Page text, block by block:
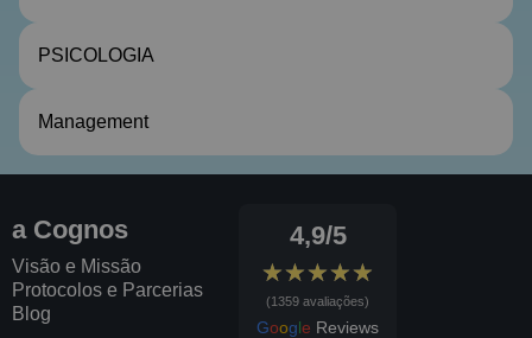
PSICOLOGIA
Management
a Cognos
Visão e Missão
Protocolos e Parcerias
Blog
4,9/5
★★★★★
★★★★★
(1359 avaliações)
Goog e Reviews